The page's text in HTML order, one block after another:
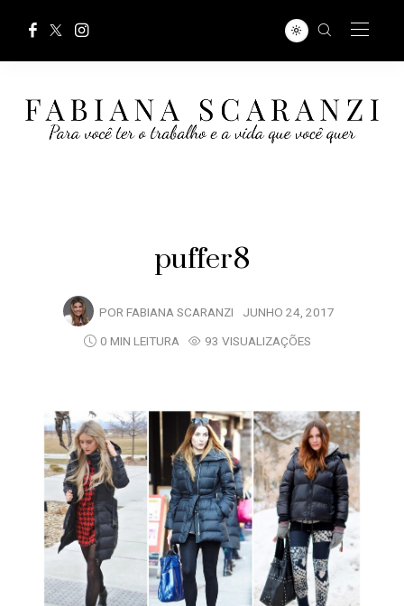
puffer8
POR FABIANA SCARANZI JUNHO 24, 2017
0 MIN LEITURA
93 VISUALIZAÇÕES